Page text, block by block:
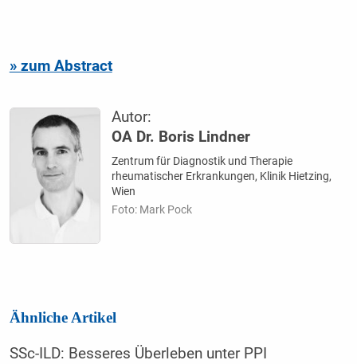
» zum Abstract
Autor:
OA Dr. Boris Lindner
Zentrum für Diagnostik und Therapie
rheumatischer Erkrankungen, Klinik Hietzing,
Wien
Foto: Mark Pock
Ähnliche Artikel
SSc-ILD: Besseres Überleben unter PPI